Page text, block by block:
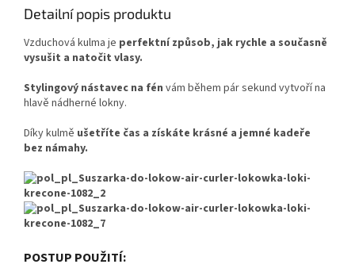
Detailní popis produktu
Vzduchová kulma je perfektní způsob, jak rychle a současně
vysušit a natočit vlasy.
Stylingový nástavec na fén vám během pár sekund vytvoří na
hlavě nádherné lokny.
Díky kulmě ušetříte čas a získáte krásné a jemné kadeře
bez námahy.
POSTUP POUŽITÍ: